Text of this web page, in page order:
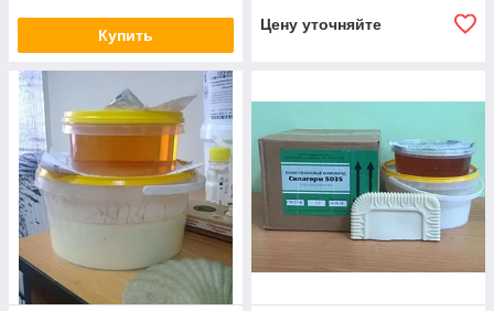
Купить
Цену уточняйте